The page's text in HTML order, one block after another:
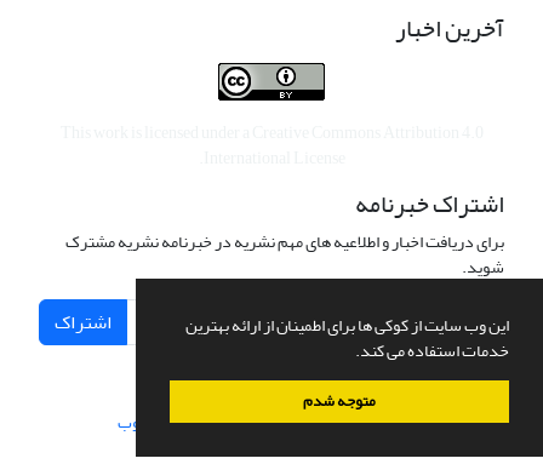
این وب سایت از کوکی ها برای اطمینان از ارائه بهترین
خدمات استفاده می کند.
متوجه شدم
آخرین اخبار
اشتراک خبرنامه
برای دریافت اخبار و اطلاعیه های مهم نشریه در خبرنامه نشریه مشترک
شوید.
اشتراک
سامانه مدیریت نشریات علمی.طراحی و پیاده سازی از سیناوب